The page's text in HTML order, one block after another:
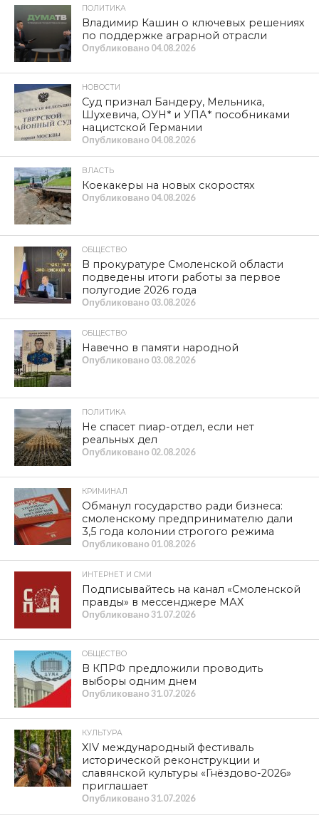
ПОЛИТИКА
Владимир Кашин о ключевых решениях
по поддержке аграрной отрасли
Опубликовано 04.08.2026
НОВОСТИ
Суд признал Бандеру, Мельника,
Шухевича, ОУН* и УПА* пособниками
нацистской Германии
Опубликовано 04.08.2026
ВЛАСТЬ
Коекакеры на новых скоростях
Опубликовано 04.08.2026
ОБЩЕСТВО
В прокуратуре Смоленской области
подведены итоги работы за первое
полугодие 2026 года
Опубликовано 03.08.2026
ОБЩЕСТВО
Навечно в памяти народной
Опубликовано 03.08.2026
ПОЛИТИКА
Не спасет пиар-отдел, если нет
реальных дел
Опубликовано 02.08.2026
КРИМИНАЛ
Обманул государство ради бизнеса:
смоленскому предпринимателю дали
3,5 года колонии строгого режима
Опубликовано 01.08.2026
ИНТЕРНЕТ И СМИ
Подписывайтесь на канал «Смоленской
правды» в мессенджере МАХ
Опубликовано31.07.2026
ОБЩЕСТВО
В КПРФ предложили проводить
выборы одним днем
Опубликовано31.07.2026
КУЛЬТУРА
XIV международный фестиваль
исторической реконструкции и
славянской культуры «Гнёздово-2026»
приглашает
Опубликовано31.07.2026